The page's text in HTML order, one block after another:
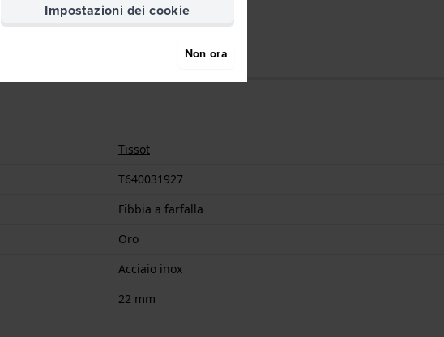
22 mm
Tissot
T640031927
Fibbia a farfalla
Oro
Acciaio inox
22 mm
Impostazioni dei cookie
Non ora